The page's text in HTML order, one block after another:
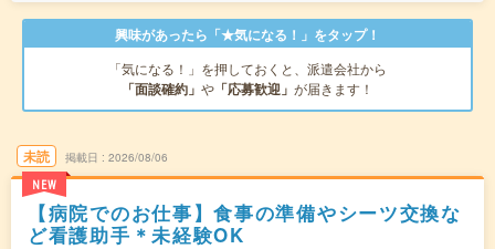
興味があったら「★気になる！」をタップ！
「気になる！」を押しておくと、派遣会社から
「面談確約」 や 「応募歓迎」 が届きます！
未読
NEW
掲載日 2026/08/06
【病院でのお仕事】食事の準備やシーツ交換な
ど看護助手＊未経験OK